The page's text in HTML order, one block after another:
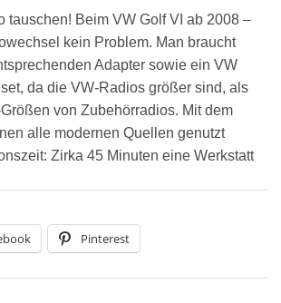
tauschen! Beim VW Golf VI ab 2008 –
kein Problem. Man braucht
Adapter sowie ein VW
da die VW-Radios größer sind, als
von Zubehörradios. Mit dem
alle modernen Quellen genutzt
Zirka 45 Minuten eine Werkstatt
Pinterest